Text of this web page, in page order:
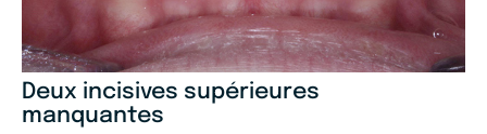
Deux incisives supérieures
manquantes